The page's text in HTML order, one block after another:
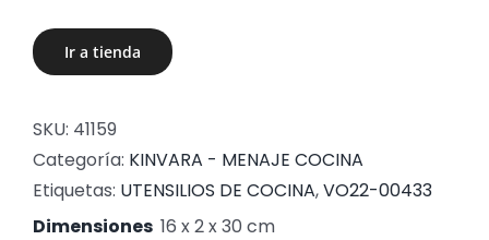
Ir a tienda
SKU: 41159
Categoría: KINVARA - MENAJE COCINA
Etiquetas: UTENSILIOS DE COCINA,VO22-00433
Dimensiones 16 x 2 x 30 cm